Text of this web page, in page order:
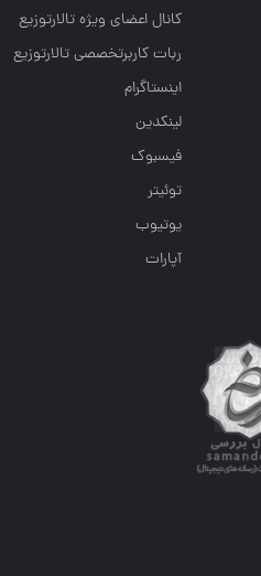
کانال اعضای ویژه تالارتوزیع
ربات کاربرتخصصی تالارتوزیع
اینستاگرام
لینکدین
فیسبوک
توئیتر
یوتیوب
آپارات